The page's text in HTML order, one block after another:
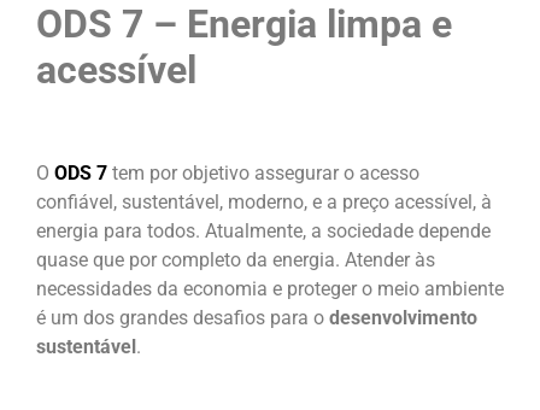
ODS 7 – Energia limpa e
acessível
O ODS 7 tem por objetivo assegurar o acesso
confiável, sustentável, moderno, e a preço acessível, à
energia para todos. Atualmente, a sociedade depende
quase que por completo da energia. Atender às
necessidades da economia e proteger o meio ambiente
é um dos grandes desafios para o desenvolvimento
sustentável.